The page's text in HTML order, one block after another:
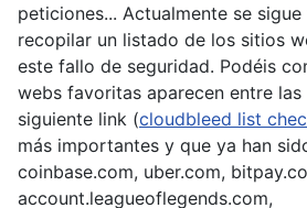
peticiones... Actualmente se
recopilar un listado de los sitios
este fallo de seguridad. Podéis
webs favoritas aparecen entre
siguiente link (cloudbleed list
más importantes y que ya han
coinbase.com, uber.com,
account.leagueoflegends.com,